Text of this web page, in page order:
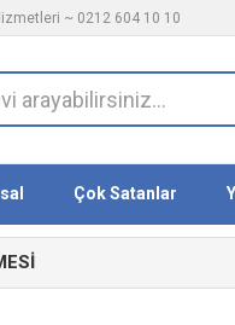
~ 0212 604 10 10
Çok Satanlar